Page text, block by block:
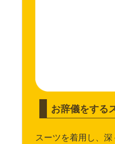
お辞儀をする
スーツを着用し、